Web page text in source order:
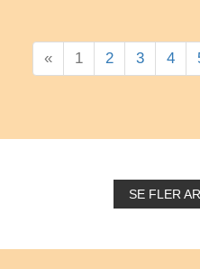
« 1 2 3 4
SE FLER